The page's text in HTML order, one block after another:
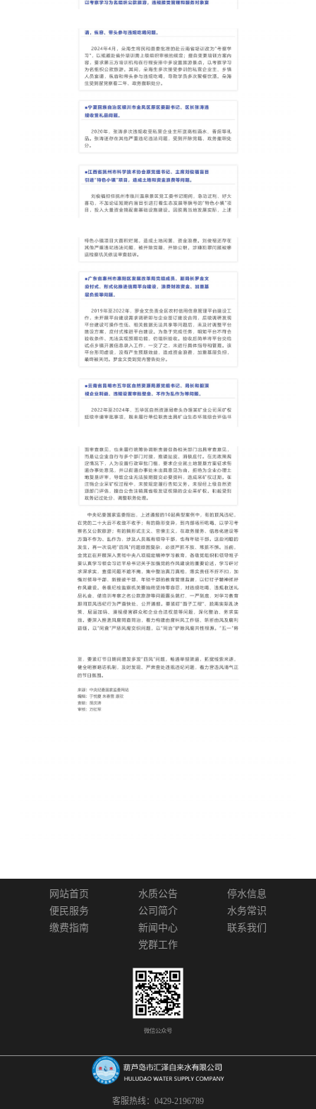
客服热线：0429-2196789
网站首页 水质公告
停水信息
便民服务
公司简介
水务常识
缴费指南
新闻中心
联系我们
党群工作
微信公众号